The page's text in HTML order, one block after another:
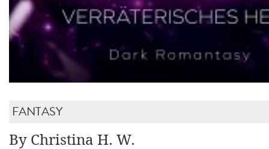
FANTASY
By Christina H. W.